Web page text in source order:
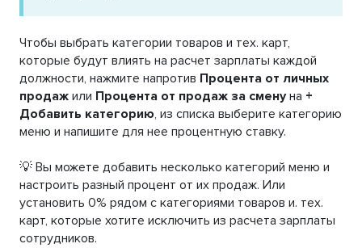
Чтобы выбрать категории товаров и тех. карт,
которые будут влиять на расчет зарплаты каждой
должности, нажмите напротив Процента от личных
продаж или Процента от продаж за сменуна +
Добавить категорию, из списка выберите категорию
меню и напишите для нее процентную ставку.
💡 Вы можете добавить несколько категорий меню и
настроить разный процент от их продаж. Или
установить 0% рядом с категориями товаров и. тех.
карт, которые хотите исключить из расчета зарплаты
сотрудников.